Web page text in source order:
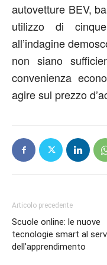
autovetture BEV,
utilizzo di
all’indagine
non siano
convenienza
agire sul prezzo
Articolo precedente
Scuole online: le nuove
tecnologie smart al
dell’apprendimento